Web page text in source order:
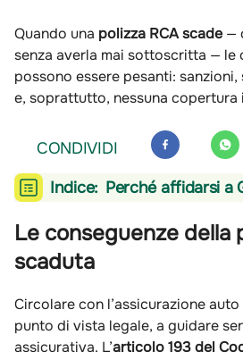
Quando una polizza RCA scade —
senza averla mai sottoscritta — le
possono essere pesanti:
e, soprattutto, nessuna copertura
CONDIVIDI
Indice:
Le conseguenze della
scaduta
Circolare con l’assicurazione
punto di vista legale, a guidare
assicurativa. L’articolo 193 del